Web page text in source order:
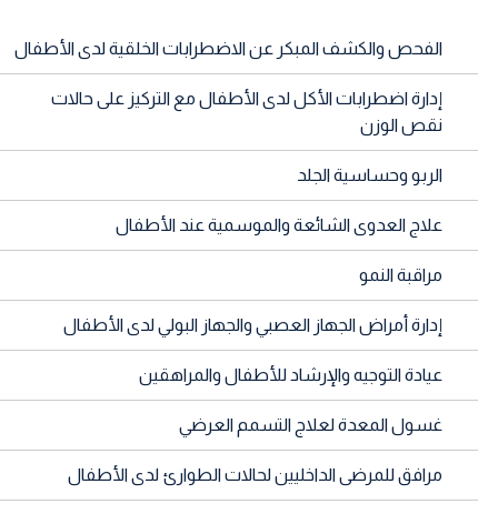
الفحص والكشف المبكر عن الاضطرابات الخلقية لدى الأطفال
إدارة اضطرابات الأكل لدى الأطفال مع التركيز على حالات
نقص الوزن
الربو وحساسية الجلد
علاج العدوى الشائعة والموسمية عند الأطفال
مراقبة النمو
إدارة أمراض الجهاز العصبي والجهاز البولي لدى الأطفال
عيادة التوجيه والإرشاد للأطفال والمراهقين
غسول المعدة لعلاج التسمم العرضي
مرافق للمرضى الداخليين لحالات الطوارئ لدى الأطفال